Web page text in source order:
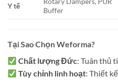
Y tế
Buffer
Tại Sao Chọn Weforma?
Chất lượng Đức: Tuân thủ
Tùy chỉnh linh hoạt: Thiết